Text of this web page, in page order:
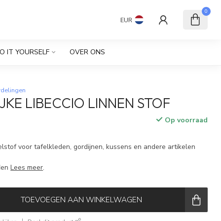
EUR
0
IT YOURSELF OVER ONS
LIBECCIO LINNEN STOF
Op voorraad
voor tafelkleden, gordijnen, kussens en andere artikelen
Lees meer.
TOEVOEGEN AAN WINKELWAGEN